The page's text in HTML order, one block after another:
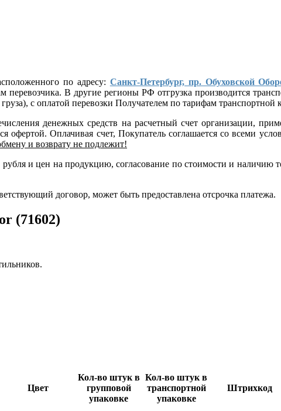
по адресу: Санкт-Петербург, пр. Обуховской
перевозчика. В другие регионы РФ отгрузка производится
с оплатой перевозки Получателем по тарифам транспортной
денежных средств на расчетный счет
Оплачивая счет, Покупатель соглашается со всеми
и возврату не подлежит!
рубля и цен на продукцию, согласование по стоимости и
договор, может быть предоставлена отсрочка платежа.
(71602)
Цвет
Кол-во штук в
групповой
упаковке
Кол-во штук в
транспортной
упаковке
Штрихкод